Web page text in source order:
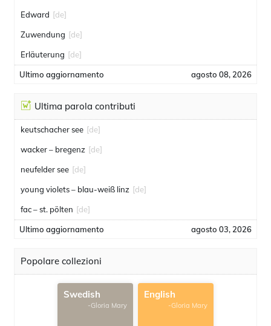
Edward [de]
Zuwendung [de]
Erläuterung [de]
Ultimo aggiornamento agosto 08, 2026
Ultima parola contributi
keutschacher see [de]
wacker – bregenz [de]
neufelder see [de]
young violets – blau-weiß linz [de]
fac – st. pölten [de]
Ultimo aggiornamento agosto 03, 2026
Popolare collezioni
Swedish
-Gloria Mary
English
-Gloria Mary